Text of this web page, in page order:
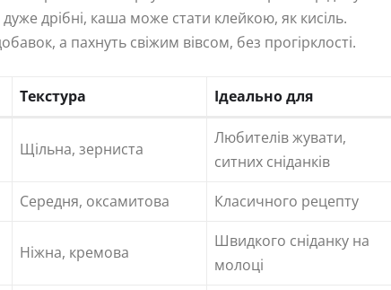
дрібні, каша може стати клейкою, як кисіль.
а пахнуть свіжим вівсом, без прогірклості.
Текстура Ідеально для
Щільна, зерниста
Любителів жувати,
ситних сніданків
Середня, оксамитова Класичного рецепту
Ніжна, кремова
Швидкого сніданку на
молоці